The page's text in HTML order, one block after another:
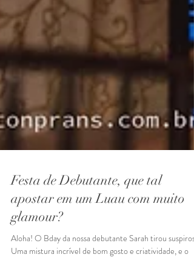
Festa de Debutante, que tal
apostar em um Luau com muito